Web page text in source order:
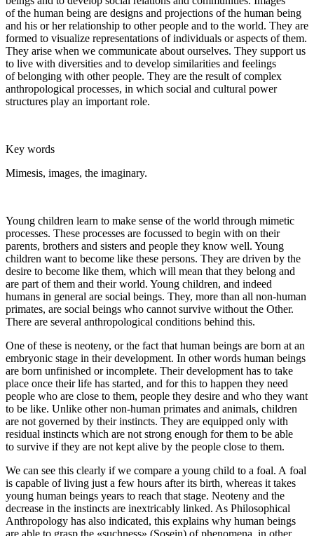
of the human being are designs and projections of the human being
and his or her relationship to other people and to the world. They are
formed to visualize representations of individuals or aspects of them.
They arise when we communicate about ourselves. They support us
to live with diversities and to develop similarities and feelings
of belonging with other people. They are the result of complex
anthropological processes, in which social and cultural power
structures play an important role.
Key words
Mimesis, images, the imaginary.
Young children learn to make sense of the world through mimetic
processes. These processes are focussed to begin with on their
parents, brothers and sisters and people they know well. Young
children want to become like these persons. They are driven by the
desire to become like them, which will mean that they belong and
are part of them and their world. Young children, and indeed
humans in general are social beings. They, more than all non-human
primates, are social beings who cannot survive without the Other.
There are several anthropological conditions behind this.
One of these is neoteny, or the fact that human beings are born at an
embryonic stage in their development. In other words human beings
are born unfinished or incomplete. Their development has to take
place once their life has started, and for this to happen they need
people who are close to them, people they desire and who they want
to be like. Unlike other non-human primates and animals, children
are not governed by their instincts. They are equipped only with
residual instincts which are not strong enough for them to be able
to survive if they are not kept alive by the people close to them.
We can see this clearly if we compare a young child to a foal. A foal
is capable of living just a few hours after its birth, whereas it takes
young human beings years to reach that stage. Neoteny and the
decrease in the instincts are inextricably linked. As Philosophical
Anthropology has also indicated, this explains why human beings
are able to grasp the «suchness» (Sosein) of phenomena, in other